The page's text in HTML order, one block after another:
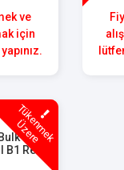
ve
için
T
ü
k
e
n
m
e
k
Ü
z
e
r
e
Fill
Renk